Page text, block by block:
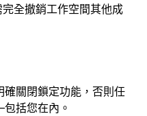
全撤銷工作空間其他成
關閉鎖定功能，否則任
括您在內。